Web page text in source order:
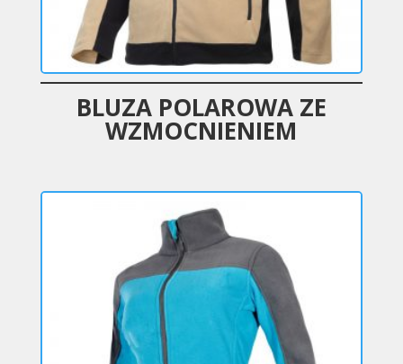
BLUZA POLAROWA ZE
WZMOCNIENIEM